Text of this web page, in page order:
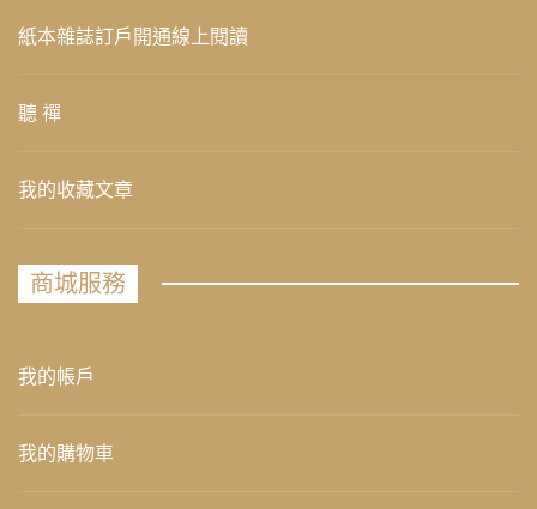
紙本雜誌訂戶開通線上閱讀
聽 禪
我的收藏文章
商城服務
我的帳戶
我的購物車